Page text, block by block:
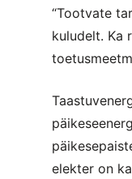
“Tootvate
kuludelt. Ka
elekter on